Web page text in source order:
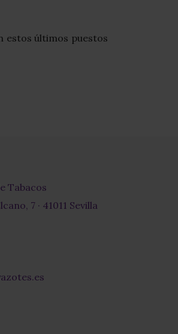
estos últimos puestos
Tabacos
7 · 41011 Sevilla